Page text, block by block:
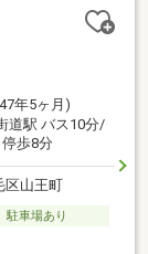
年5ヶ月)
道駅 バス10分/
停歩8分
区山王町
駐車場あり